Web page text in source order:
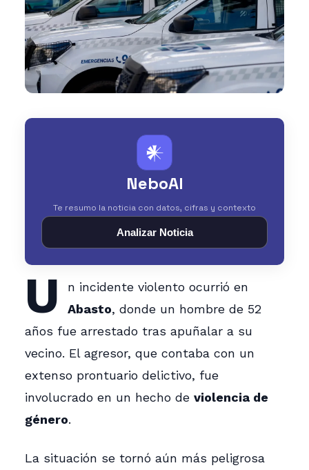
𒀭
NeboAI
Te resumo la noticia con datos, cifras y contexto
Analizar Noticia
U
n incidente violento ocurrió en
Abasto, donde un hombre de 52
años fue arrestado tras apuñalar a su
vecino. El agresor, que contaba con un
extenso prontuario delictivo, fue
involucrado en un hecho de violencia de
género.
La situación se tornó aún más peligrosa